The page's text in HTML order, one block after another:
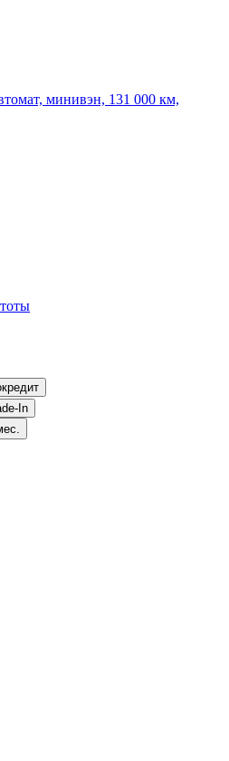
минивэн, 131 000 км,
In